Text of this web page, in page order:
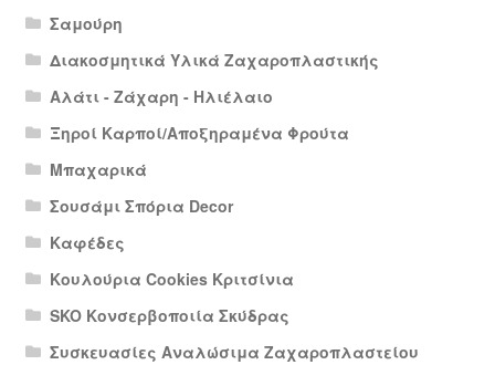
Σαμούρη
Διακοσμητικά Υλικά Ζαχαροπλαστικής
Αλάτι - Ζάχαρη - Ηλιέλαιο
Ξηροί Καρποί/Αποξηραμένα Φρούτα
Μπαχαρικά
Σουσάμι Σπόρια Decor
Καφέδες
Κουλούρια Cookies Κριτσίνια
SKO Κονσερβοποιία Σκύδρας
Συσκευασίες Αναλώσιμα Ζαχαροπλαστείου